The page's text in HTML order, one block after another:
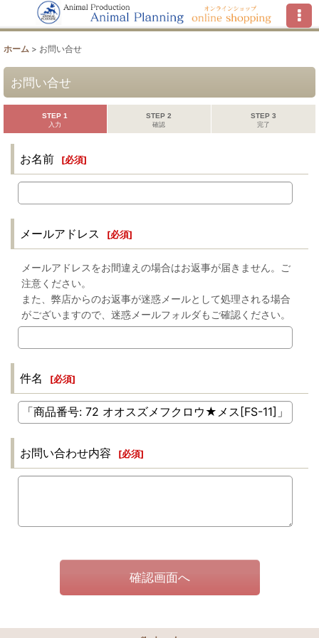
ホーム > お問い合せ
お問い合せ
STEP 1
入力
STEP 2
確認
STEP 3
完了
お名前 [必須]
メールアドレス [必須]
メールアドレスをお間違えの場合はお返事が届きません。ご
注意ください。
また、弊店からのお返事が迷惑メールとして処理される場合
がございますので、迷惑メールフォルダもご確認ください。
件名 [必須]
お問い合わせ内容 [必須]
確認画面へ